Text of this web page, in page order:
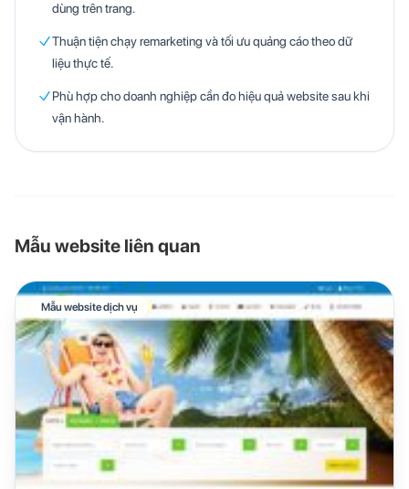
dùng trên trang.
Thuận tiện chạy remarketing và tối ưu quảng cáo theo dữ
liệu thực tế.
Phù hợp cho doanh nghiệp cần đo hiệu quả website sau khi
vận hành.
Mẫu website liên quan
Mẫu website dịch vụ